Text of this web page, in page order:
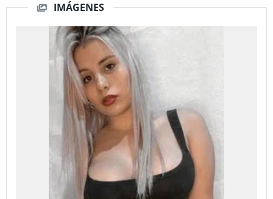
IMÁGENES